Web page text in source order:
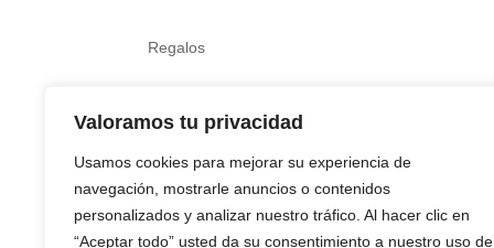
Valoramos tu privacidad
Usamos cookies para mejorar su experiencia de
navegación, mostrarle anuncios o contenidos
personalizados y analizar nuestro tráfico. Al hacer clic en
“Aceptar todo” usted da su consentimiento a nuestro uso de
Regalos